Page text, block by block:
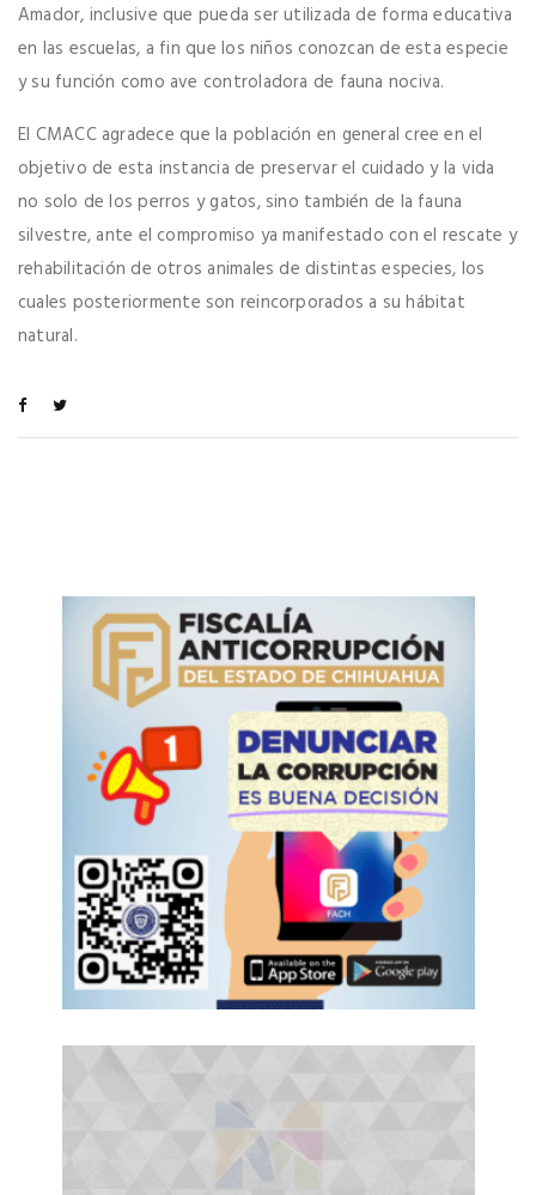
Amador, inclusive que pueda ser utilizada de forma educativa
en las escuelas, a fin que los niños conozcan de esta especie
y su función como ave controladora de fauna nociva.
El CMACC agradece que la población en general cree en el
objetivo de esta instancia de preservar el cuidado y la vida
no solo de los perros y gatos, sino también de la fauna
silvestre, ante el compromiso ya manifestado con el rescate y
rehabilitación de otros animales de distintas especies, los
cuales posteriormente son reincorporados a su hábitat
natural.